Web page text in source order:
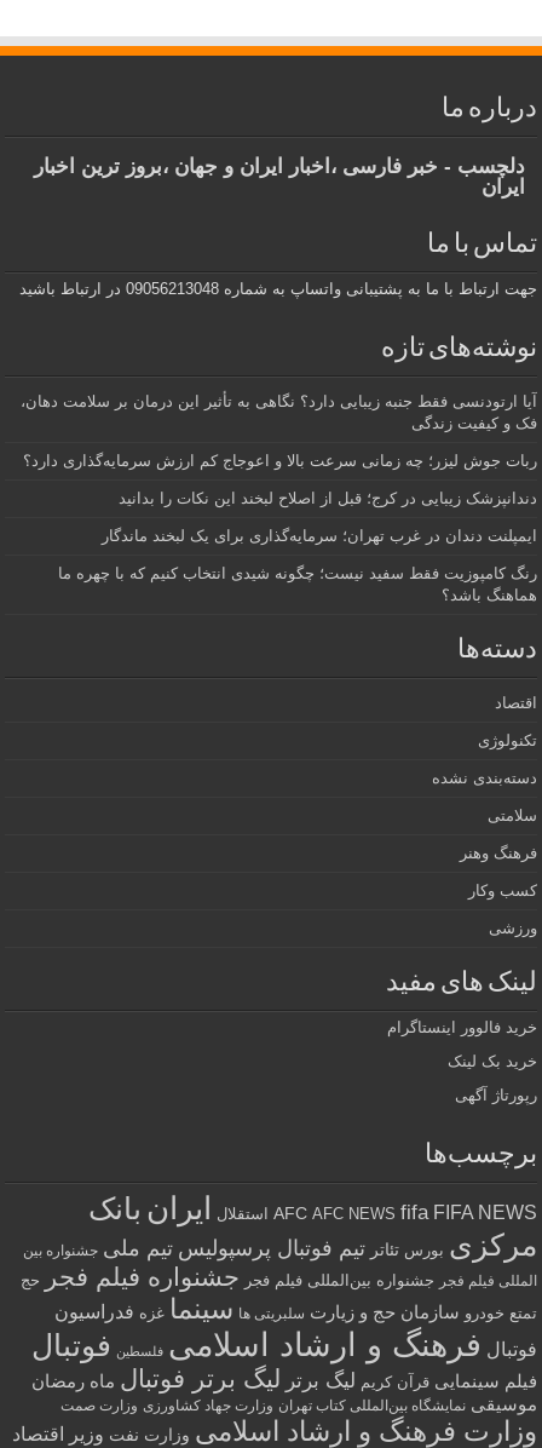
درباره ما
دلچسب - خبر فارسی ،اخبار ایران و جهان ،بروز ترین اخبار
ایران
تماس با ما
جهت ارتباط با ما به پشتیبانی واتساپ به شماره 09056213048 در ارتباط باشید
نوشته‌های تازه
آیا ارتودنسی فقط جنبه زیبایی دارد؟ نگاهی به تأثیر این درمان بر سلامت دهان،
فک و کیفیت زندگی
ربات جوش لیزر؛ چه زمانی سرعت بالا و اعوجاج کم ارزش سرمایه‌گذاری دارد؟
دندانپزشک زیبایی در کرج؛ قبل از اصلاح لبخند این نکات را بدانید
ایمپلنت دندان در غرب تهران؛ سرمایه‌گذاری برای یک لبخند ماندگار
رنگ کامپوزیت فقط سفید نیست؛ چگونه شیدی انتخاب کنیم که با چهره ما
هماهنگ باشد؟
دسته‌ها
اقتصاد
تکنولوژی
دسته‌بندی نشده
سلامتی
فرهنگ وهنر
کسب وکار
ورزشی
لینک های مفید
خرید فالوور اینستاگرام
خرید بک لینک
رپورتاژ آگهی
برچسب‌ها
AFC AFC NEWS fifa FIFA NEWS استقلال ایران بانک
مرکزی بورس تئاتر تیم فوتبال پرسپولیس تیم ملی جشنواره بین
المللی فیلم فجر جشنواره بین‌المللی فیلم فجر جشنواره فیلم فجر
حج
تمتع خودرو سازمان حج و زیارت سلبریتی ها سینما غزه فدراسیون
فوتبال فرهنگ و ارشاد اسلامی فلسطین فوتبال
فیلم سینمایی قرآن کریم لیگ برتر لیگ برتر فوتبال ماه رمضان
موسیقی نمایشگاه بین‌المللی کتاب تهران وزارت جهاد کشاورزی وزارت صمت
وزارت فرهنگ و ارشاد اسلامی وزارت نفت وزیر اقتصاد